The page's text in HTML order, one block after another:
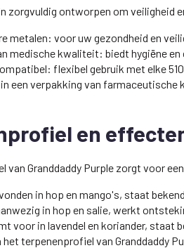
zorgvuldig ontworpen om veiligheid
metalen: voor uw gezondheid en
medische kwaliteit: biedt hygiëne
flexibel gebruik met elke
een verpakking van
en
van Granddaddy Purple zorgt voor
in hop en mango's, staat
in hop en salie, werkt
voor in lavendel en koriander, staat
terpenenprofiel van Granddaddy